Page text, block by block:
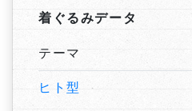
着ぐるみデータ
テーマ
ヒト型